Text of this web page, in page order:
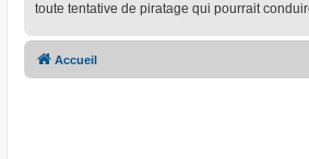
toute tentative de piratage qui pourrait
Accueil